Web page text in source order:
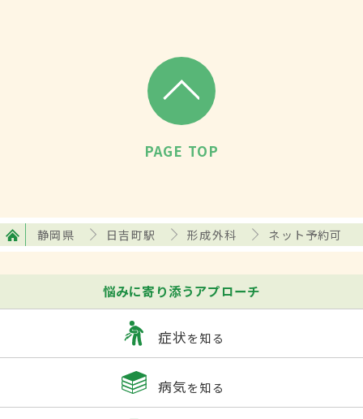
PAGE TOP
静岡県 日吉町駅 形成外科 ネット予約可
悩みに寄り添うアプローチ
症状を知る
病気を知る